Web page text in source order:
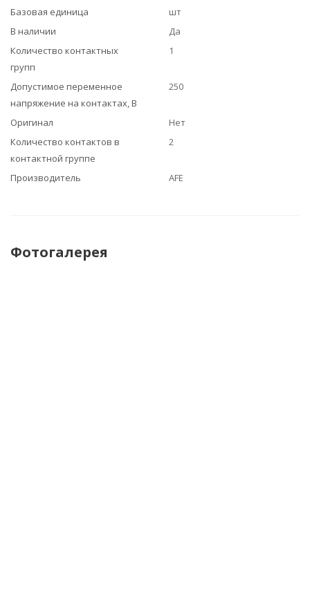
Базовая единица
шт
В наличии
Да
Количество контактных
групп
1
Допустимое переменное
напряжение на контактах, В
250
Оригинал
Нет
Количество контактов в
контактной группе
2
Производитель AFE
Фотогалерея